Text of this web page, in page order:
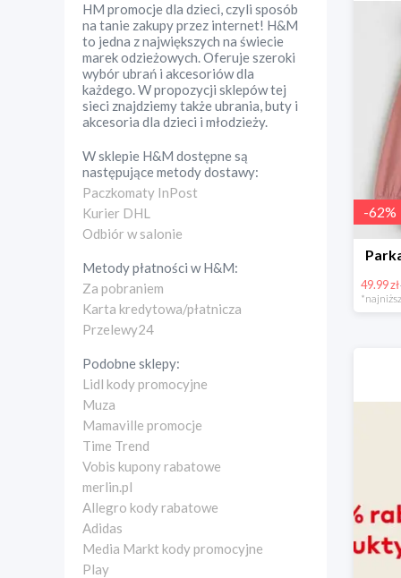
HM promocje dla dzieci, czyli sposób
na tanie zakupy przez internet! H&M
to jedna z największych na świecie
marek odzieżowych. Oferuje szeroki
wybór ubrań i akcesoriów dla
każdego. W propozycji sklepów tej
sieci znajdziemy także ubrania, buty i
akcesoria dla dzieci i młodzieży.
W sklepie H&M dostępne są
następujące metody dostawy:
Paczkomaty InPost
Kurier DHL
Odbiór w salonie
Metody płatności wH&M:
Za pobraniem
Karta kredytowa/płatnicza
Przelewy24
Podobne sklepy:
Lidl kody promocyjne
Muza
Mamaville promocje
Time Trend
Vobis kupony rabatowe
merlin.pl
Allegro kody rabatowe
Adidas
Media Markt kody promocyjne
Play
-62%
49.99 zł